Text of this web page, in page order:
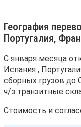
География
Португалия,
C января месяца
Испания ,
сборных грузов до
ч/з транзитные
Стоимость и